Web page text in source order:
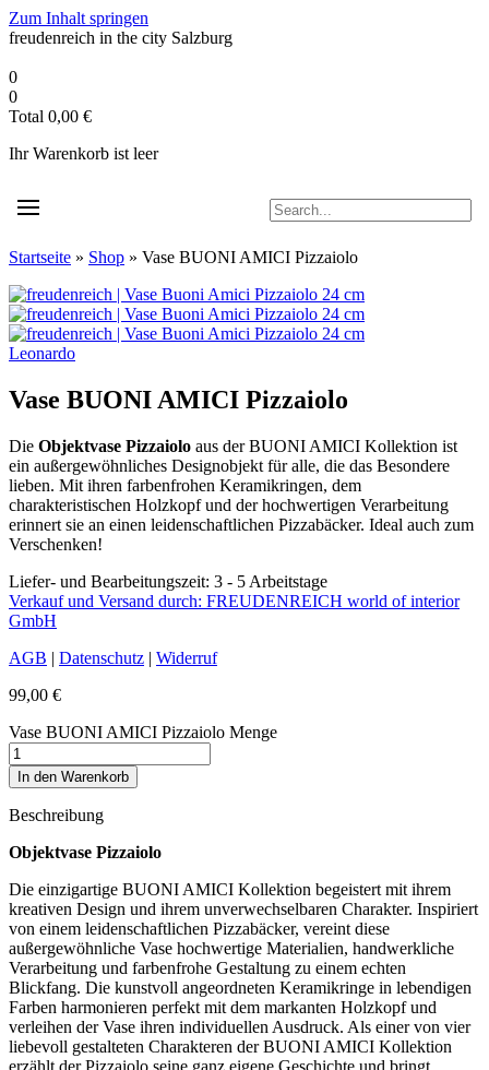
Zum Inhalt springen
freudenreich in the city Salzburg
0
0
Total 0,00 €
Ihr Warenkorb ist leer
Startseite » Shop » Vase BUONI AMICI Pizzaiolo
Leonardo
Vase BUONI AMICI Pizzaiolo
Die Objektvase Pizzaiolo aus der BUONI AMICI Kollektion ist
ein außergewöhnliches Designobjekt für alle, die das Besondere
lieben. Mit ihren farbenfrohen Keramikringen, dem
charakteristischen Holzkopf und der hochwertigen Verarbeitung
erinnert sie an einen leidenschaftlichen Pizzabäcker. Ideal auch zum
Verschenken!
Liefer- und Bearbeitungszeit: 3 - 5 Arbeitstage
Verkauf und Versand durch: FREUDENREICH world of interior
GmbH
AGB | Datenschutz | Widerruf
99,00 €
Vase BUONI AMICI Pizzaiolo Menge
In den Warenkorb
Beschreibung
Objektvase Pizzaiolo
Die einzigartige BUONI AMICI Kollektion begeistert mit ihrem
kreativen Design und ihrem unverwechselbaren Charakter. Inspiriert
von einem leidenschaftlichen Pizzabäcker, vereint diese
außergewöhnliche Vase hochwertige Materialien, handwerkliche
Verarbeitung und farbenfrohe Gestaltung zu einem echten
Blickfang. Die kunstvoll angeordneten Keramikringe in lebendigen
Farben harmonieren perfekt mit dem markanten Holzkopf und
verleihen der Vase ihren individuellen Ausdruck. Als einer von vier
liebevoll gestalteten Charakteren der BUONI AMICI Kollektion
erzählt der Pizzaiolo seine ganz eigene Geschichte und bringt